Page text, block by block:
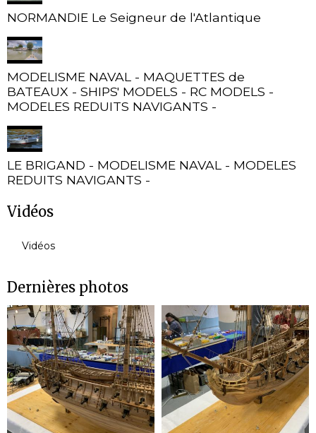
NORMANDIE Le Seigneur de l'Atlantique
MODELISME NAVAL - MAQUETTES de
BATEAUX - SHIPS' MODELS - RC MODELS -
MODELES REDUITS NAVIGANTS -
LE BRIGAND - MODELISME NAVAL - MODELES
REDUITS NAVIGANTS -
Vidéos
Vidéos
Dernières photos